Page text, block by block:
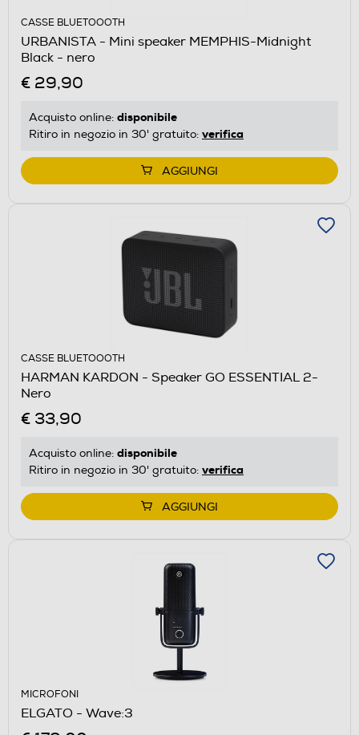
CASSE BLUETOOOTH
URBANISTA - Mini speaker MEMPHIS-Midnight
Black - nero
€ 29,90
Acquisto online: disponibile
Ritiro in negozio in 30' gratuito: verifica
AGGIUNGI
CASSE BLUETOOOTH
HARMAN KARDON - Speaker GO ESSENTIAL 2-
Nero
€ 33,90
Acquisto online: disponibile
Ritiro in negozio in 30' gratuito: verifica
AGGIUNGI
MICROFONI
ELGATO - Wave:3